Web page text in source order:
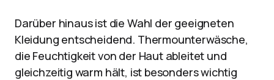
Darüber hinaus ist die Wahl der geeigneten
Kleidung entscheidend. Thermounterwäsche,
die Feuchtigkeit von der Haut ableitet und
gleichzeitig warm hält, ist besonders wichtig